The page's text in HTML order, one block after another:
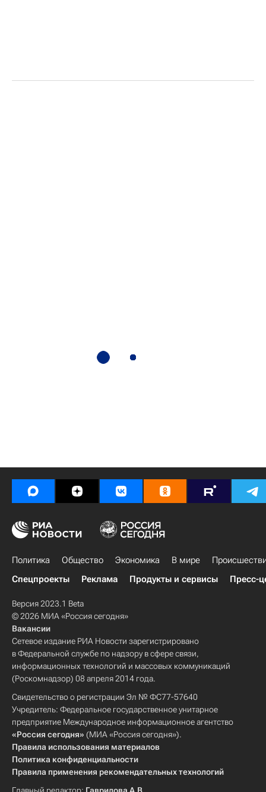
Политика Общество Экономика В мире
Спецпроекты
Реклама Продукты и сервисы Пресс-
Версия 2023.1 Beta
© 2026 МИА «Россия сегодня»
Вакансии
Сетевое издание РИА Новости зарегистрировано
в Федеральной службе по надзору в сфере связи,
информационных технологий и массовых коммуникаций
(Роскомнадзор) 08 апреля 2014 года.
Свидетельство о регистрации Эл № ФС77-57640
Учредитель: Федеральное государственное унитарное
предприятие Международное информационное агентство
«Россия сегодня» (МИА «Россия сегодня»).
Правила использования материалов
Политика конфиденциальности
Правила применения рекомендательных технологий